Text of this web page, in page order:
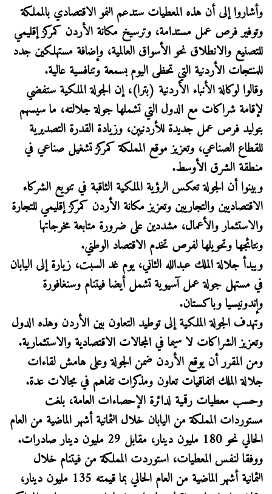
وأشاروا إلى أن هذه المعطيات ستدعم النمو الاقتصادي بالمملكة
وتوفير فرص عمل مستدامة، وترسيخ مكانة الأردن كمركز إقليمي
للتصنيع والانطلاق نحو الأسواق العالمية، وإضافة مستهلكين جدد
للمنتجات الأردنية التي تحظى اليوم بسمعة وتنافسية عالية.
وقالوا لوكالة الأنباء الأردنية (بترا)، إن الجولة الملكية ستفضي
لإقامة شراكات مع الدول التي تشملها جولة جلالته، ما سيسهم
بتوليد فرص عمل جديدة للأردنيين، وزيادة القدرة التصديرية
للقطاع الصناعي، وتعزيز موقع المملكة كمركز تشغيل صناعي في
منطقة الشرق الأوسط.
وبينوا أن الجولة تعكس الرؤية الملكية الثاقبة في تنويع الشركاء
الاقتصاديين والتجاريين وتعزيز مكانة الأردن كمركز إقليمي للتجارة
والاستثمار والأعمال، مشددين على ضرورة متابعة مخرجاتها
ونتائجها وتحويلها لفرص تخدم الاقتصاد الوطني.
ويبدأ جلالة الملك عبدالله الثاني، يوم غد السبت، زيارة إلى اليابان
في مستهل جولة عمل آسيوية تشمل أيضا فيتنام وسنغافورة
وإندونيسيا وباكستان.
وتهدف الجولة الملكية إلى توطيد التعاون بين الأردن وهذه الدول
وتعزيز الشراكات لا سيما في المجالات الاقتصادية والاستثمارية.
ومن المقرر أن يوقع الأردن ضمن الجولة وعلى هامش لقاءات
جلالة الملك اتفاقيات تعاون ومذكرات تفاهم في مجالات عدة.
وحسب معطيات رقمية لدائرة الإحصاءات العامة، بلغت
مستوردات المملكة من اليابان خلال الثمانية أشهر الماضية من العام
الحالي نحو 180 مليون دينار، مقابل 29 مليون دينار صادرات.
ووفقا لنفس المعطيات، استوردت المملكة من فيتنام خلال
الثمانية أشهر الماضية من العام الحالي بما قيمته 135 مليون دينار،